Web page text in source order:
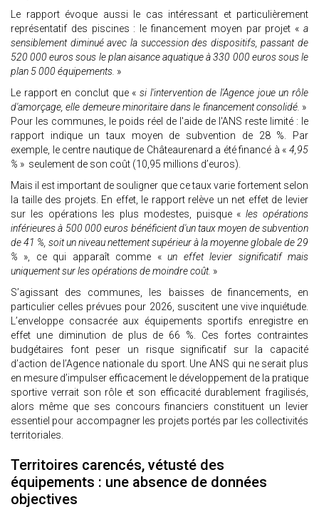
Le rapport évoque aussi le cas intéressant et particulièrement
représentatif des piscines : le financement moyen par projet « a
sensiblement diminué avec la succession des dispositifs, passant de
520 000 euros sous le plan aisance aquatique à 330 000 euros sous le
plan 5 000 équipements. »
Le rapport en conclut que « si l'intervention de l'Agence joue un rôle
d'amorçage, elle demeure minoritaire dans le financement consolidé. »
Pour les communes, le poids réel de l'aide de l'ANS reste limité : le
rapport indique un taux moyen de subvention de 28 %. Par
exemple, le centre nautique de Châteaurenard a été financé à « 4,95
% » seulement de son coût (10,95 millions d’euros).
Mais il est important de souligner que ce taux varie fortement selon
la taille des projets. En effet, le rapport relève un net effet de levier
sur les opérations les plus modestes, puisque «les opérations
inférieures à 500 000 euros bénéficient d'un taux moyen de subvention
de 41 %, soit un niveau nettement supérieur à la moyenne globale de 29
% », ce qui apparaît comme «un effet levier significatif mais
uniquement sur les opérations de moindre coût. »
S’agissant des communes, les baisses de financements, en
particulier celles prévues pour 2026, suscitent une vive inquiétude.
L’enveloppe consacrée aux équipements sportifs enregistre en
effet une diminution de plus de 66 %. Ces fortes contraintes
budgétaires font peser un risque significatif sur la capacité
d’action de l’Agence nationale du sport. Une ANS qui ne serait plus
en mesure d’impulser efficacement le développement de la pratique
sportive verrait son rôle et son efficacité durablement fragilisés,
alors même que ses concours financiers constituent un levier
essentiel pour accompagner les projets portés par les collectivités
territoriales.
Territoires carencés, vétusté des
équipements : une absence de données
objectives